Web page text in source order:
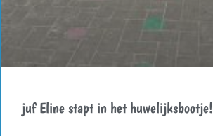
juf Eline stapt in het huwelijksbootje!